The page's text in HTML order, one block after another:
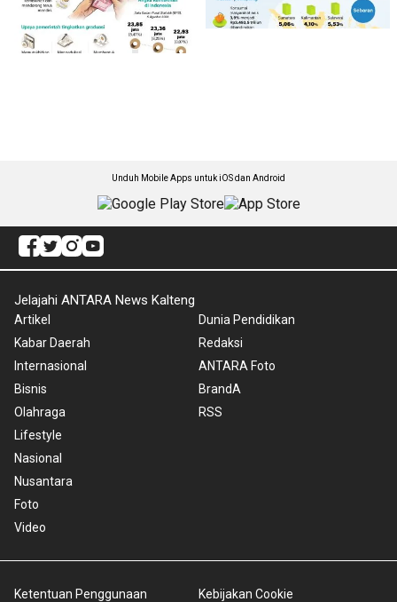
Unduh Mobile Apps untuk iOS dan Android
Jelajahi ANTARA News Kalteng
Artikel
Kabar Daerah
Internasional
Bisnis
Olahraga
Lifestyle
Nasional
Nusantara
Foto
Video
Dunia Pendidikan
Redaksi
ANTARA Foto
BrandA
RSS
Ketentuan Penggunaan Kebijakan Cookie